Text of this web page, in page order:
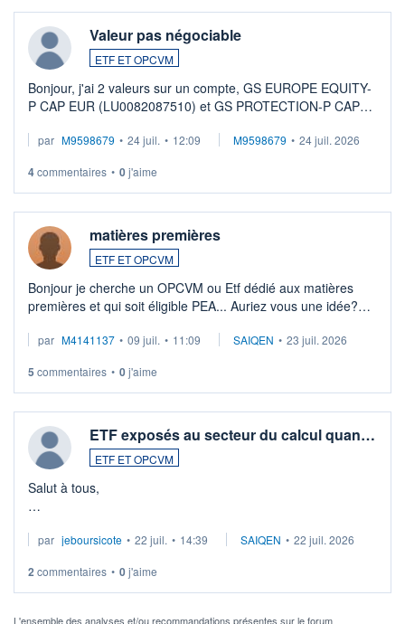
Valeur pas négociable
ETF ET OPCVM
Bonjour, j'ai 2 valeurs sur un compte, GS EUROPE EQUITY-
P CAP EUR (LU0082087510) et GS PROTECTION-P CAP
veux procéder à la vente, on me signale ...
par M9598679 • 24 juil. • 12:09 M9598679 • 24 juil. 2026
4commentaires • 0j'aime
matières premières
ETF ET OPCVM
Bonjour je cherche un OPCVM ou Etf dédié aux matières
premières et qui soit éligible PEA... Auriez vous une idée?
par M4141137 • 09 juil. • 11:09 SAIQEN • 23 juil. 2026
5 commentaires • 0j'aime
ETF exposés au secteur du calcul quan…
ETF ET OPCVM
Salut à tous,
via un ETF plutôt que des actions individuelles.
Idéalement, je voudrais qu'il soit éligible au PEA.
Pour l' ...
par jeboursicote • 22 juil. • 14:39 SAIQEN • 22 juil. 2026
2 commentaires • 0j'aime
L'ensemble des analyses et/ou recommandations présentes sur le forum